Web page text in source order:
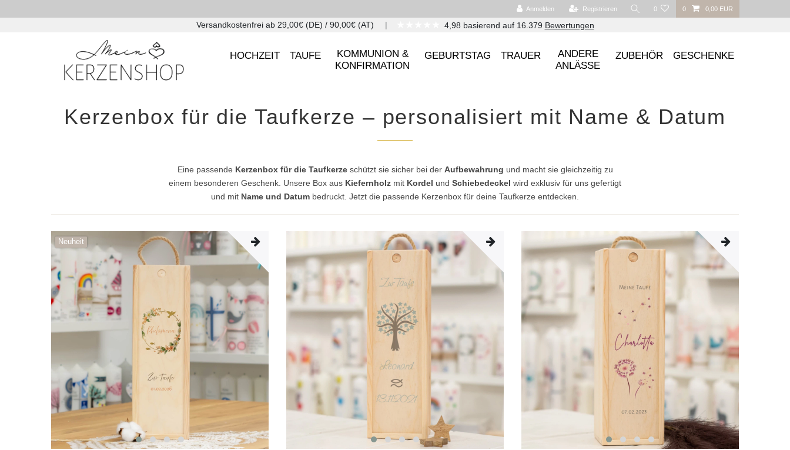
Anmelden Registrieren 0 0 0,00 EUR
Versandkostenfrei ab 29,00€ (DE) / 90,00€ (AT) 4,98 basierend auf 16.379 Bewertungen
HOCHZEIT TAUFE
KOMMUNION &
KONFIRMATION
GEBURTSTAG TRAUER
ANDERE
ANLÄSSE
ZUBEHÖR GESCHENKE
Kerzenbox für die Taufkerze – personalisiert mit Name & Datum
Eine passende Kerzenbox für die Taufkerzeschützt sie sicher bei der Aufbewahrung und macht sie gleichzeitig zu
einem besonderen Geschenk. Unsere Box aus Kiefernholz mit Kordel und Schiebedeckel wird exklusiv für uns gefertigt
und mit Name und Datum bedruckt. Jetzt die passende Kerzenbox für deine Taufkerze entdecken.
Neuheit